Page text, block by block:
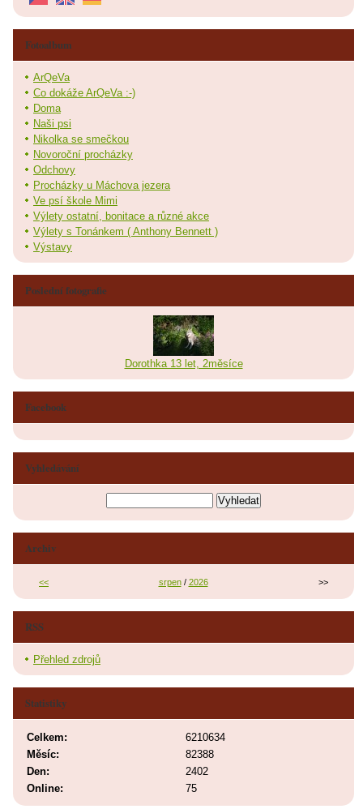
Fotoalbum
ArQeVa
Co dokáže ArQeVa :-)
Doma
Naši psi
Nikolka se smečkou
Novoroční procházky
Odchovy
Procházky u Máchova jezera
Ve psí škole Mimi
Výlety ostatní, bonitace a různé akce
Výlety s Tonánkem ( Anthony Bennett )
Výstavy
Poslední fotografie
Dorothka 13 let, 2měsíce
Facebook
Vyhledávání
Archiv
<< srpen/ 2026 >>
RSS
Přehled zdrojů
Statistiky
Online: 75
Celkem:
6210634
Měsíc:
82388
Den:
2402